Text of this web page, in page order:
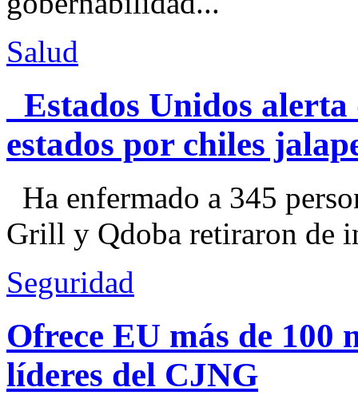
Salud
Estados Unidos alerta
estados por chiles
Ha enfermado a 345
Grill y Qdoba retiraron de
Seguridad
Ofrece EU más de 100
líderes del CJNG